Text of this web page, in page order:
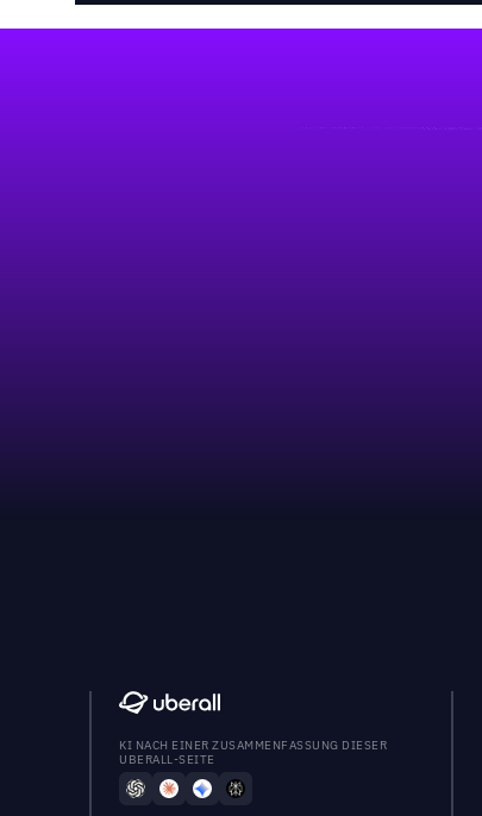
KI NACH EINER ZUSAMMENFASSUNG DIESER
UBERALL-SEITE